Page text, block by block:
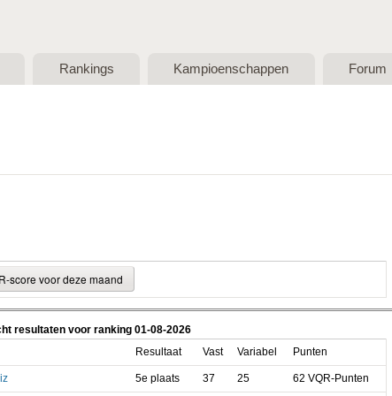
Rankings Kampioenschappen Forum
resultaten voor ranking 01-08-2026
Resultaat Vast Variabel Punten
5e plaats 37 25 62 VQR-Punten